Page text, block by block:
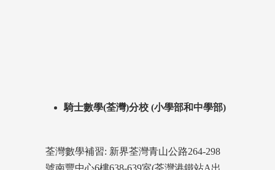
騎士數學(荃灣)分校 (小學部和中學部)
荃灣數學補習: 新界荃灣青山公路264-298
號南豐中心6樓638-639室(荃灣港鐵站A出